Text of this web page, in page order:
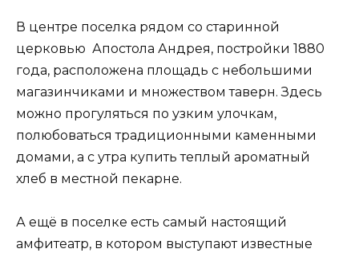
В центре поселка рядом со старинной
церковью Апостола Андрея, постройки 1880
года, расположена площадь с небольшими
магазинчиками и множеством таверн. Здесь
можно прогуляться по узким улочкам,
полюбоваться традиционными каменными
домами, а с утра купить теплый ароматный
хлеб в местной пекарне.
А ещё в поселке есть самый настоящий
амфитеатр, в котором выступают известные